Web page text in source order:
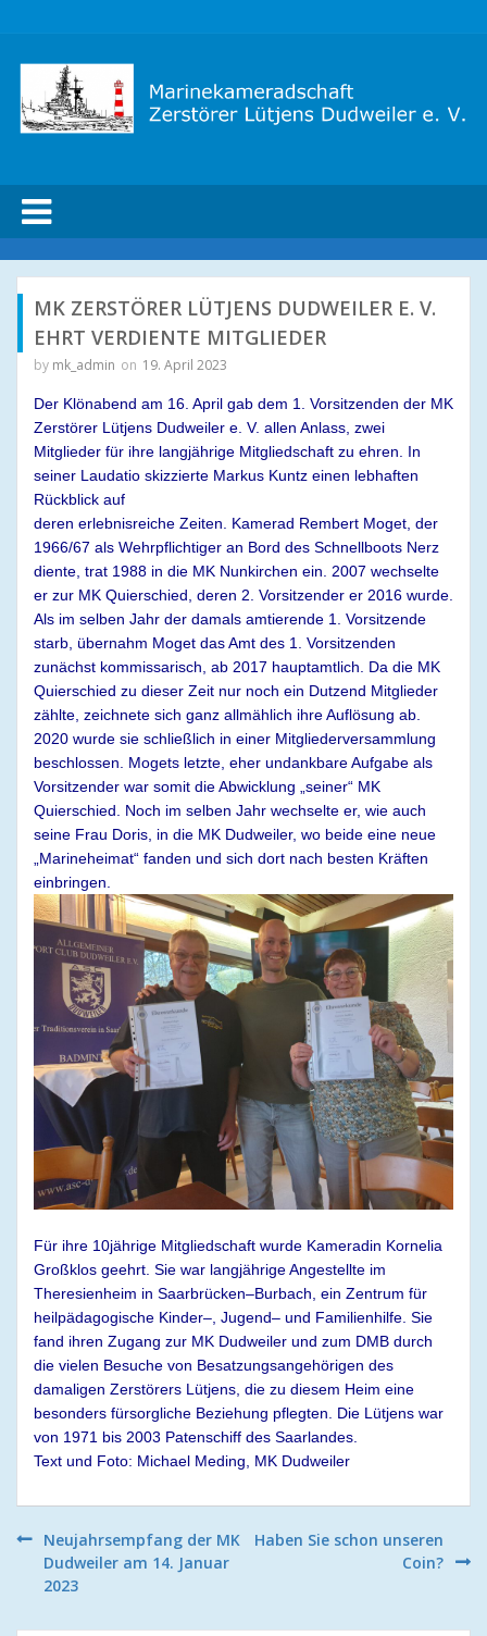
dudweiler
MK ZERSTÖRER LÜTJENS DUDWEILER E. V.
EHRT VERDIENTE MITGLIEDER
by mk_admin on 19. April 2023
Der Klönabend am 16. April gab dem 1. Vorsitzenden der MK
Zerstörer Lütjens Dudweiler e. V. allen Anlass, zwei
Mitglieder für ihre langjährige Mitgliedschaft zu ehren. In
seiner Laudatio skizzierte Markus Kuntz einen lebhaften
Rückblick auf
deren erlebnisreiche Zeiten. Kamerad Rembert Moget, der
1966/67 als Wehrpflichtiger an Bord des Schnellboots Nerz
diente, trat 1988 in die MK Nunkirchen ein. 2007 wechselte
er zur MK Quierschied, deren 2. Vorsitzender er 2016 wurde.
Als im selben Jahr der damals amtierende 1. Vorsitzende
starb, übernahm Moget das Amt des 1. Vorsitzenden
zunächst kommissarisch, ab 2017 hauptamtlich. Da die MK
Quierschied zu dieser Zeit nur noch ein Dutzend Mitglieder
zählte, zeichnete sich ganz allmählich ihre Auflösung ab.
2020 wurde sie schließlich in einer Mitgliederversammlung
beschlossen. Mogets letzte, eher undankbare Aufgabe als
Vorsitzender war somit die Abwicklung „seiner“ MK
Quierschied. Noch im selben Jahr wechselte er, wie auch
seine Frau Doris, in die MK Dudweiler, wo beide eine neue
„Marineheimat“ fanden und sich dort nach besten Kräften
einbringen.
Für ihre 10jährige Mitgliedschaft wurde Kameradin Kornelia
Großklos geehrt. Sie war langjährige Angestellte im
Theresienheim in Saarbrücken–Burbach, ein Zentrum für
heilpädagogische Kinder– , Jugend– und Familienhilfe . Sie
fand ihren Zugang zur MK Dudweiler und zum DMB durch
die vielen Besuche von Besatzungsangehörigen des
damaligen Zerstörers Lütjens die zu diesem Heim eine
besonders fürsorgliche Beziehung pflegten. Die Lütjens war
von 1971 bis 2003 Patenschiff des Saarlandes.
Text und Foto: Michael Meding, MK Dudweiler
Beitragsnavigation
Neujahrsempfang der MK
Dudweiler am 14. Januar
2023
Haben Sie schon unseren
Coin?